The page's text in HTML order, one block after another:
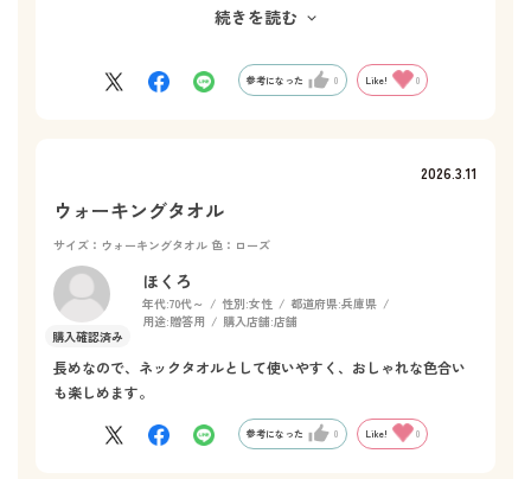
私も 使ってみて とても 満足しています大満足😋💮
続きを読む
参考になった 0 Like! 0
2026.3.11
ウォーキングタオル
サイズ：ウォーキングタオル 色：ローズ
ほくろ
年代:70代～ 性別:女性 都道府県:兵庫県
用途:贈答用 購入店舗:店舗
長めなので、ネックタオルとして使いやすく、おしゃれな色合い
も楽しめます。
参考になった 0 Like! 0